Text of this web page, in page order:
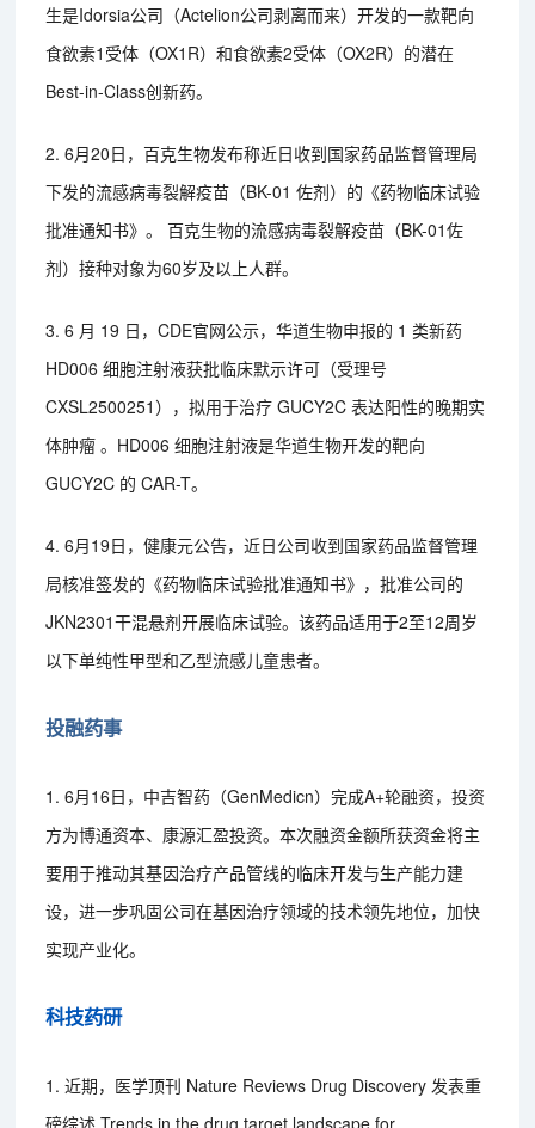
生是Idorsia公司（Actelion公司剥离而来）开发的一款靶向
食欲素1受体（OX1R）和食欲素2受体（OX2R）的潜在
Best-in-Class创新药。
2. 6月20日，百克生物发布称近日收到国家药品监督管理局
下发的流感病毒裂解疫苗（BK-01 佐剂）的《药物临床试验
批准通知书》。 百克生物的流感病毒裂解疫苗（BK-01佐
剂）接种对象为60岁及以上人群。
3. 6 月 19 日，CDE官网公示，华道生物申报的 1 类新药
HD006 细胞注射液获批临床默示许可（受理号
CXSL2500251），拟用于治疗 GUCY2C 表达阳性的晚期实
体肿瘤 。HD006 细胞注射液是华道生物开发的靶向
GUCY2C 的 CAR-T。
4. 6月19日，健康元公告，近日公司收到国家药品监督管理
局核准签发的《药物临床试验批准通知书》，批准公司的
JKN2301干混悬剂开展临床试验。该药品适用于2至12周岁
以下单纯性甲型和乙型流感儿童患者。
投融药事
1. 6月16日，中吉智药（GenMedicn）完成A+轮融资，投资
方为博通资本、康源汇盈投资。本次融资金额所获资金将主
要用于推动其基因治疗产品管线的临床开发与生产能力建
设，进一步巩固公司在基因治疗领域的技术领先地位，加快
实现产业化。
科技药研
1. 近期，医学顶刊 Nature Reviews Drug Discovery 发表重
磅综述 Trends in the drug target landscape for